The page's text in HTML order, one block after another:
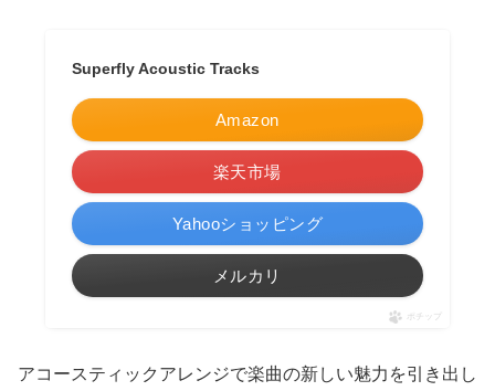
Superfly Acoustic Tracks
Amazon
楽天市場
Yahooショッピング
メルカリ
ポチップ
アコースティックアレンジで楽曲の新しい魅力を引き出し